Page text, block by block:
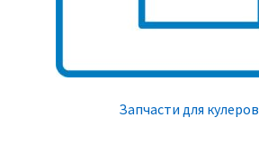
Запчасти для кулеров